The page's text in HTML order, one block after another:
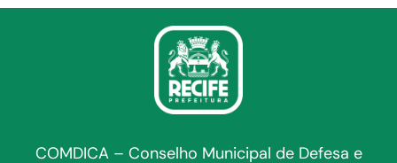
COMDICA – Conselho Municipal de Defesa e